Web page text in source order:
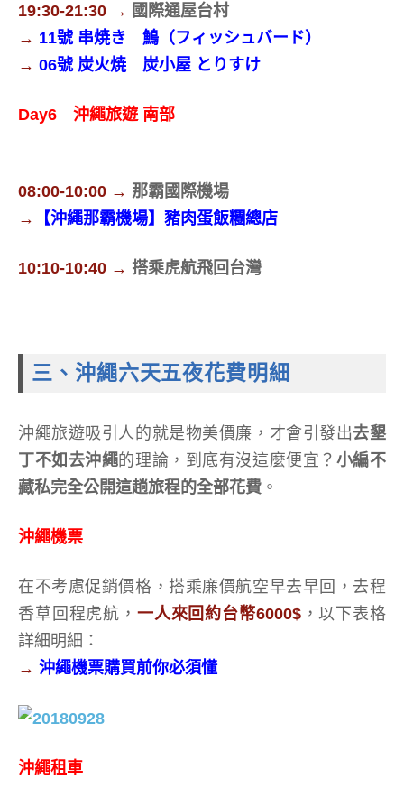
19:30-21:30 → 國際通屋台村
→ 11號 串焼き 鷠（フィッシュバード）
→ 06號 炭火焼 炭小屋 とりすけ
Day6 沖繩旅遊 南部
08:00-10:00 → 那霸國際機場
→
【沖繩那霸機場】豬肉蛋飯糰總店
10:10-10:40 → 搭乘虎航飛回台灣
三、沖繩六天五夜花費明細
沖繩旅遊吸引人的就是物美價廉，才會引發出去墾
丁不如去沖繩的理論，到底有沒這麼便宜？ 小編不
藏私完全公開這趟旅程的全部花費 。
沖繩機票
在不考慮促銷價格，搭乘廉價航空早去早回，去程
香草回程虎航， 一人來回約台幣6000$，以下表格
詳細明細：
→ 沖繩機票購買前你必須懂
沖繩租車